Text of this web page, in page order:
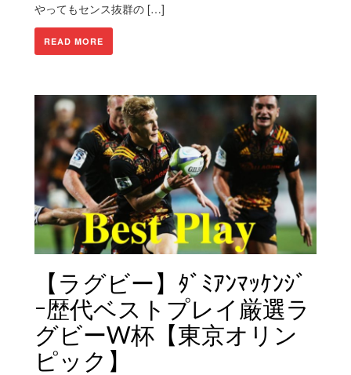
やってもセンス抜群の […]
READ MORE
【ラグビー】ﾀﾞﾐｱﾝﾏｯｹﾝｼﾞ
ｰ歴代ベストプレイ厳選ラ
グビーW杯【東京オリン
ピック】